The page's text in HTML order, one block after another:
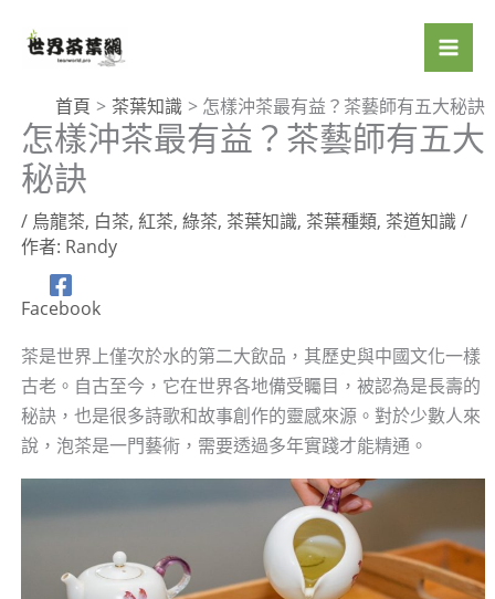
首頁 茶葉知識 怎樣沖茶最有益？茶藝師有五大秘訣
怎樣沖茶最有益？茶藝師有五大
秘訣
/ 烏龍茶, 白茶, 紅茶, 綠茶, 茶葉知識, 茶葉種類, 茶道知識/
作者: Randy
Facebook
茶是世界上僅次於水的第二大飲品，其歷史與中國文化一樣
古老。自古至今，它在世界各地備受矚目，被認為是長壽的
秘訣，也是很多詩歌和故事創作的靈感來源。對於少數人來
說，泡茶是一門藝術，需要透過多年實踐才能精通。